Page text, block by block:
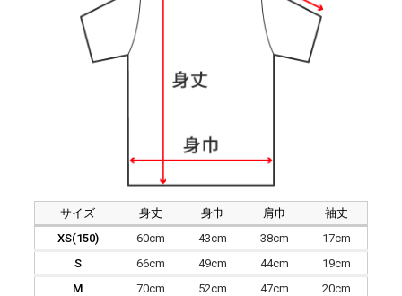
サイズ 身丈 身巾 肩巾
袖丈
XS(150)
60cm 43cm 38cm
17cm
S
66cm 49cm 44cm
19cm
M
70cm 52cm 47cm
20cm